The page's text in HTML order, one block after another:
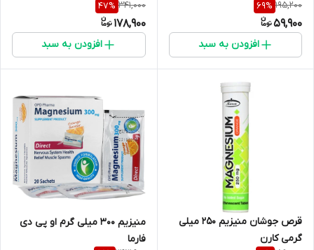
195,200
69%
59,900
افزودن به سبد
341,000
47%
178,900
افزودن به سبد
قرص جوشان منیزیم 250 میلی
گرمی کارن
منیزیم 300 میلی گرم او پی دی
فارما